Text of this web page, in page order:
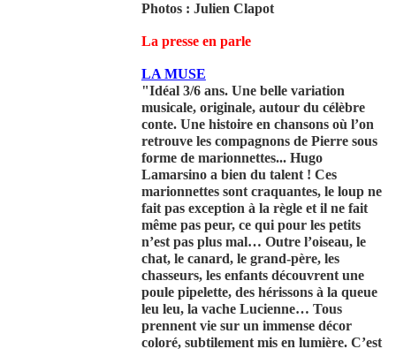
Photos : Julien Clapot
La presse en parle
LA MUSE
"Idéal 3/6 ans. Une belle variation
musicale, originale, autour du célèbre
conte. Une histoire en chansons où l’on
retrouve les compagnons de Pierre sous
forme de marionnettes... Hugo
Lamarsino a bien du talent ! Ces
marionnettes sont craquantes, le loup ne
fait pas exception à la règle et il ne fait
même pas peur, ce qui pour les petits
n’est pas plus mal… Outre l’oiseau, le
chat, le canard, le grand-père, les
chasseurs, les enfants découvrent une
poule pipelette, des hérissons à la queue
leu leu, la vache Lucienne… Tous
prennent vie sur un immense décor
coloré, subtilement mis en lumière. C’est